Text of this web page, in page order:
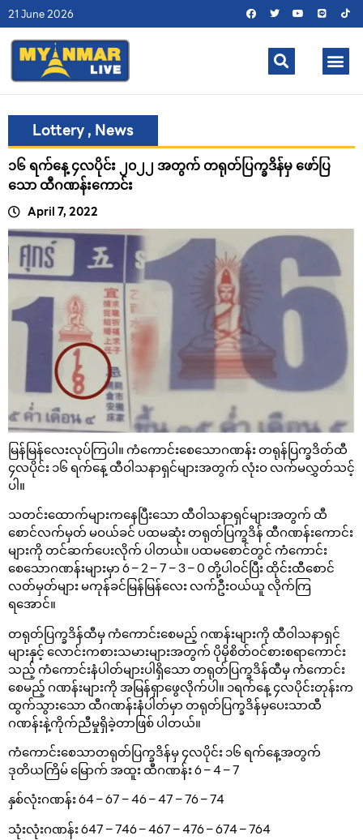
21 June 2026
Lottery, News
၁၆ ရက်နေ့ ၄လပိုင်း ၂၀၂၂ အတွက် တရုတ်ပြက္ခဒိန်မှ ဖော်ပြ
သော ထီဂဏန်းကောင်း
April 7, 2022
မြန်မြန်လေးလုပ်ကြပါ။ ကံကောင်းစေသောဂဏန်း တရုန်ပြက္ခဒိတ်ထီ
၄လပိုင်း ၁၆ ရက်နေ့ ထီဝါသနာရှင်များအတွက် လုံးဝ လက်မလွှတ်သင့်
ပါ။
သတင်းထောက်များကနေပြီးသော ထီဝါသနာရှင်များအတွက် ထီ
စောင်လက်မှတ် မဝယ်ခင် ပထမဆုံး တရုတ်ပြက္ခဒိန် ထီဂဏန်းကောင်း
များကို တင်ဆက်ပေးလိုက် ပါတယ်။ ပထမစောင်တွင် ကံကောင်း
စေသောဂဏန်းများမှာ 6 – 2 – 7 – 3 – 0 တို့ပါဝင်ပြီး ထိုင်းထီစောင်
လတ်မှတ်များ မကုန်ခင်မြန်မြန်လေး လက်ဦးဝယ်ယူ လိုက်ကြ
ရအောင်။
တရုတ်ပြက္ခဒိန်ထီမှ ကံကောင်းစေမည့် ဂဏန်းများကို ထီဝါသနာရှင်
များနှင့် လောင်းကစားသမားများအတွက် ပိုမိုစိတ်ဝင်စားစရာကောင်း
သည့် ကံကောင်းနံပါတ်များပါရှိသော တရုတ်ပြက္ခဒိန်ထီမှ ကံကောင်း
စေမည့် ဂဏန်းများကို အမြန်ရှာဖွေလိုက်ပါ။ ၁ရက်နေ့ ၄လပိုင်းတုန်းက
ထွက်သွားသော ထီဂဏန်းနံပါတ်မှာ တရုတ်ပြက္ခဒိန်မှပေးသာထီ
ဂဏန်းနဲ့ကိုက်ညီမှုရှိခဲ့တာဖြစ် ပါတယ်။
ကံကောင်းစေသာတရုတ်ပြက္ခဒိန်မှ ၄လပိုင်း ၁၆ ရက်နေ့အတွက်
ဒုတိယကြိမ် မြောက် အထူး ထီဂဏန်း 6 – 4 – 7
နှစ်လုံးဂဏန်း 64 – 67 – 46 – 47 – 76 – 74
သုံးလုံးဂဏန်း 647 – 746 – 467 – 476 – 674 – 764